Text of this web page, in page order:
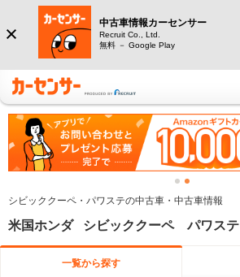
中古車情報カーセンサー
Recruit Co., Ltd.
無料 － Google Play
シビッククーペ・パワステの中古車・中古車情報
米国ホンダ シビッククーペ パワステ
一覧から探す